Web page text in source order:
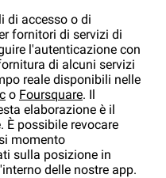
di accesso o di
fornitori di servizi di
l'autenticazione con
di alcuni servizi
reale disponibili nelle
o Foursquare. Il
elaborazione è il
possibile revocare
momento
sulla posizione in
delle nostre app.